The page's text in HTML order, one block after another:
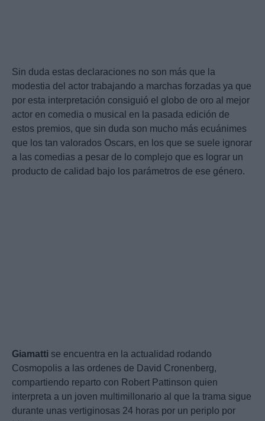
Sin duda estas declaraciones no son más que la
modestia del actor trabajando a marchas forzadas ya que
por esta interpretación consiguió el globo de oro al mejor
actor en comedia o musical en la pasada edición de
estos premios, que sin duda son mucho más ecuánimes
que los tan valorados Oscars, en los que se suele ignorar
a las comedias a pesar de lo complejo que es lograr un
producto de calidad bajo los parámetros de ese género.
Giamatti se encuentra en la actualidad rodando
Cosmopolis a las ordenes de David Cronenberg,
compartiendo reparto con Robert Pattinson quien
interpreta a un joven multimillonario al que la trama sigue
durante unas vertiginosas 24 horas por un periplo por